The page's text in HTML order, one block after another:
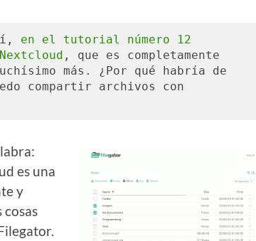
en el tutorial número 12
, que es completamente
más. ¿Por qué habría de
compartir archivos con
es una
y
cosas